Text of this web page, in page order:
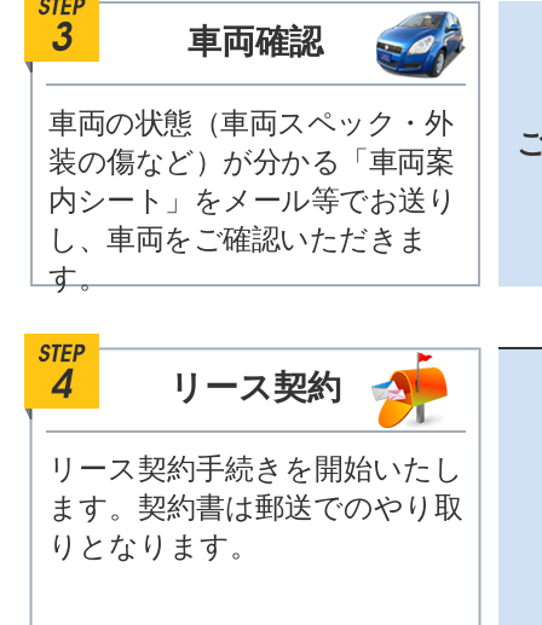
車両確認
車両の状態（車両スペック・外
装の傷など）が分かる「車両案
内シート」をメール等でお送り
し、車両をご確認いただきま
す。
リース契約
リース契約手続きを開始いたし
ます。契約書は郵送でのやり取
りとなります。